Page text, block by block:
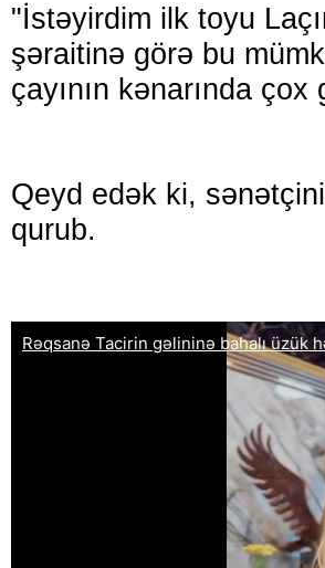
"İstəyirdim ilk toyu
şəraitinə görə bu
çayının kənarında
Qeyd edək ki,
qurub.